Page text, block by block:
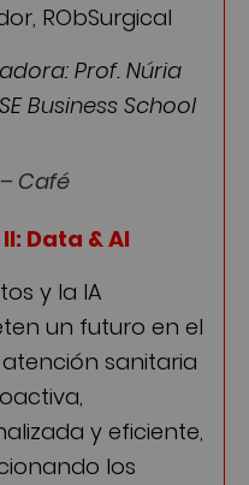
RObSurgical
Prof. Núria
Business School
Café
II: Data & AI
y la IA
un futuro en el
sanitaria
y eficiente,
los